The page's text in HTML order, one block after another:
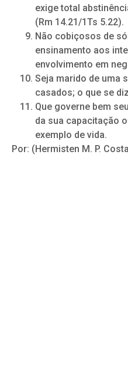
exige total
(Rm 14.21/1Ts 5.22).
Não cobiçosos de
ensinamento aos
envolvimento em
Seja marido de uma
casados; o que se
Que governe bem
da sua capacitação
exemplo de vida.
Por: (Hermisten M. P.